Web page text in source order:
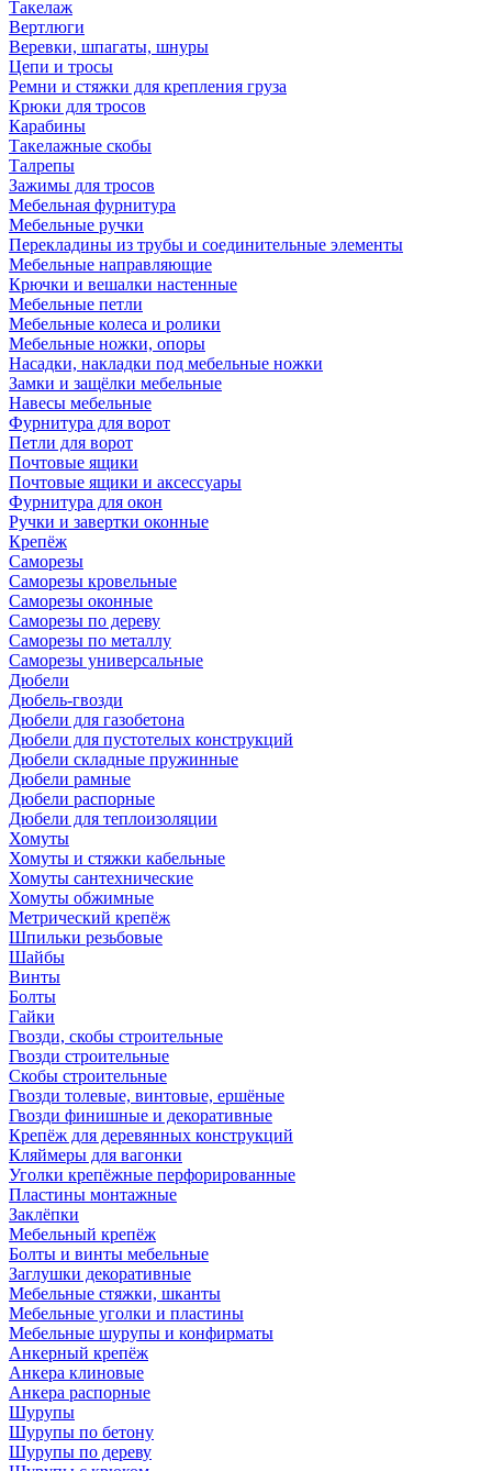
Такелаж
Вертлюги
Веревки, шпагаты, шнуры
Цепи и тросы
Ремни и стяжки для крепления груза
Крюки для тросов
Карабины
Такелажные скобы
Талрепы
Зажимы для тросов
Мебельная фурнитура
Мебельные ручки
Перекладины из трубы и соединительные элементы
Мебельные направляющие
Крючки и вешалки настенные
Мебельные петли
Мебельные колеса и ролики
Мебельные ножки, опоры
Насадки, накладки под мебельные ножки
Замки и защёлки мебельные
Навесы мебельные
Фурнитура для ворот
Петли для ворот
Почтовые ящики
Почтовые ящики и аксессуары
Фурнитура для окон
Ручки и завертки оконные
Крепёж
Саморезы
Саморезы кровельные
Саморезы оконные
Саморезы по дереву
Саморезы по металлу
Саморезы универсальные
Дюбели
Дюбель-гвозди
Дюбели для газобетона
Дюбели для пустотелых конструкций
Дюбели складные пружинные
Дюбели рамные
Дюбели распорные
Дюбели для теплоизоляции
Хомуты
Хомуты и стяжки кабельные
Хомуты сантехнические
Хомуты обжимные
Метрический крепёж
Шпильки резьбовые
Шайбы
Винты
Болты
Гайки
Гвозди, скобы строительные
Гвозди строительные
Скобы строительные
Гвозди толевые, винтовые, ершёные
Гвозди финишные и декоративные
Крепёж для деревянных конструкций
Кляймеры для вагонки
Уголки крепёжные перфорированные
Пластины монтажные
Заклёпки
Мебельный крепёж
Болты и винты мебельные
Заглушки декоративные
Мебельные стяжки, шканты
Мебельные уголки и пластины
Мебельные шурупы и конфирматы
Анкерный крепёж
Анкера клиновые
Анкера распорные
Шурупы
Шурупы по бетону
Шурупы по дереву